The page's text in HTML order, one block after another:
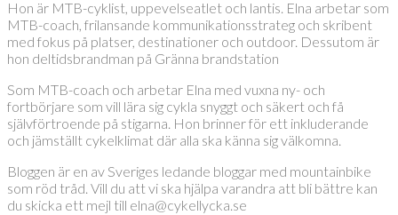
Hon är MTB-cyklist, uppevelseatlet och lantis. Elna arbetar som
MTB-coach, frilansande kommunikationsstrateg och skribent
med fokus på platser, destinationer och outdoor. Dessutom är
hon deltidsbrandman på Gränna brandstation
Som MTB-coach och arbetar Elna med vuxna ny- och
fortbörjare som vill lära sig cykla snyggt och säkert och få
självförtroende på stigarna. Hon brinner för ett inkluderande
och jämställt cykelklimat där alla ska känna sig välkomna.
Bloggen är en av Sveriges ledande bloggar med mountainbike
som röd tråd. Vill du att vi ska hjälpa varandra att bli bättre kan
du skicka ett mejl till elna@cykellycka.se